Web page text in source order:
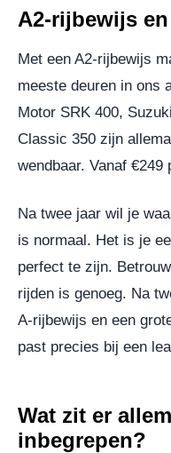
A2-rijbewijs
Met een A2-rijbewijs
meeste deuren in ons
Motor SRK 400,
Classic 350 zijn
wendbaar. Vanaf €249
Na twee jaar wil je
is normaal. Het is je
perfect te zijn.
rijden is genoeg. Na
A-rijbewijs en een
past precies bij een
Wat zit er
inbegrepen?